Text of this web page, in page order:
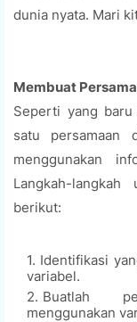
dunia nyata. Mari
Membuat
Seperti yang
satu persamaan
menggunakan
Langkah-
berikut:
Identifikasi
variabel.
Buatlah
menggunakan